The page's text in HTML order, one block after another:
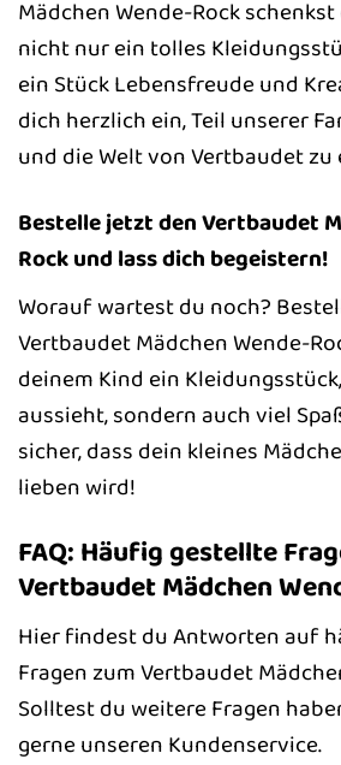
Mädchen Wende-Rock
nicht nur ein tolles
ein Stück Lebensfreude und
dich herzlich ein, Teil unserer
und die Welt von Vertbaudet zu
Bestelle jetzt den Vertbaudet
Rock und lass dich begeistern!
Worauf wartest du noch?
Vertbaudet Mädchen Wende-
deinem Kind ein
aussieht, sondern auch viel
sicher, dass dein kleines
lieben wird!
FAQ: Häufig gestellte
Vertbaudet Mädchen
Hier findest du Antworten auf
Fragen zum Vertbaudet
Solltest du weitere Fragen
gerne unseren Kundenservice.